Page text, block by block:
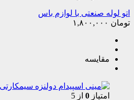
اتو لوله صنعتی با لوازم باس
تومان
مقایسه
امتیاز 0 از 5